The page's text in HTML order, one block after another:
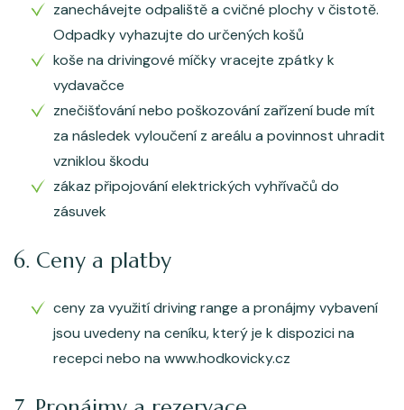
zanechávejte odpaliště a cvičné plochy v čistotě.
Odpadky vyhazujte do určených košů
koše na drivingové míčky vracejte zpátky k
vydavačce
znečišťování nebo poškozování zařízení bude mít
za následek vyloučení z areálu a povinnost uhradit
vzniklou škodu
zákaz připojování elektrických vyhřívačů do
zásuvek
6. Ceny a platby
ceny za využití driving range a pronájmy vybavení
jsou uvedeny na ceníku, který je k dispozici na
recepci nebo na www.hodkovicky.cz